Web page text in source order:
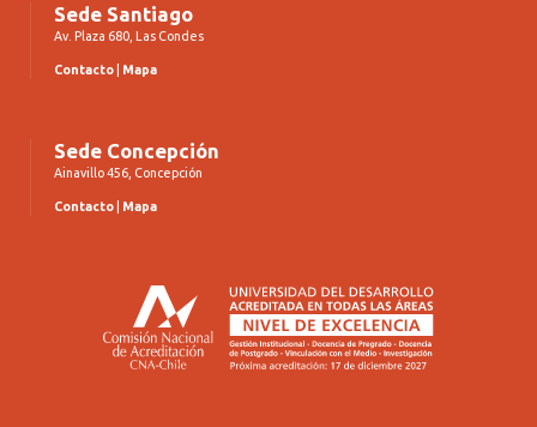
Sede Santiago
Av. Plaza 680, Las Condes
Contacto Mapa
Sede Concepción
Ainavillo 456, Concepción
Contacto Mapa